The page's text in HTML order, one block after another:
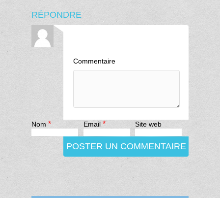
RÉPONDRE
Commentaire
Nom * Email * Site web